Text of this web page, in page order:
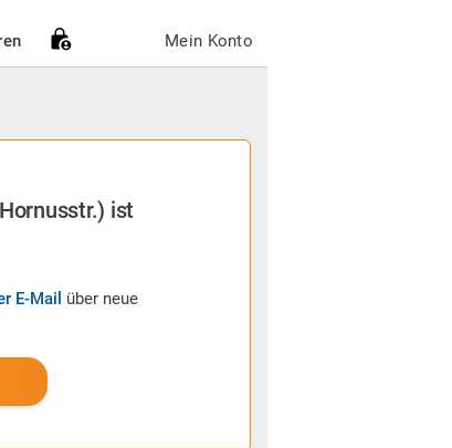
Mein Konto
ist
E-Mail über neue